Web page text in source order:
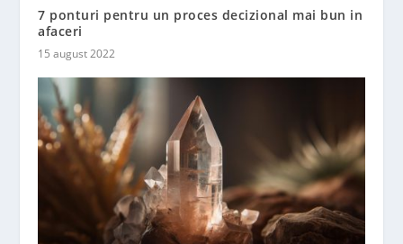
7 ponturi pentru un proces decizional mai bun in
afaceri
15 august 2022